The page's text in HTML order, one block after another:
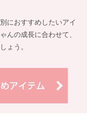
におすすめしたいアイ
んの成長に合わせて、
ょう。
アイテム